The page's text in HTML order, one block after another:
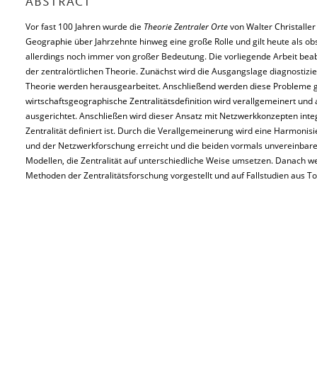
ABSTRACT
Vor fast 100 Jahren wurde die Theorie Zentraler Ortevon Walter
Geographie über Jahrzehnte hinweg eine große Rolle und gilt heute als
allerdings noch immer von großer Bedeutung. Die vorliegende Arbeit
der zentralörtlichen Theorie. Zunächst wird die Ausgangslage
Theorie werden herausgearbeitet. Anschließend werden diese Probleme
wirtschaftsgeographische Zentralitätsdeﬁnition wird verallgemeinert und
ausgerichtet. Anschließen wird dieser Ansatz mit Netzwerkkonzepten
Zentralität definiert ist. Durch die Verallgemeinerung wird eine
und der Netzwerkforschung erreicht und die beiden vormals
Modellen, die Zentralität auf unterschiedliche Weise umsetzen. Danach
Methoden der Zentralitätsforschung vorgestellt und auf Fallstudien aus